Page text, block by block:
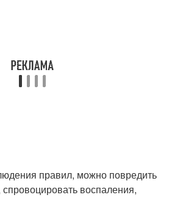
правил, можно повредить
воспаления,